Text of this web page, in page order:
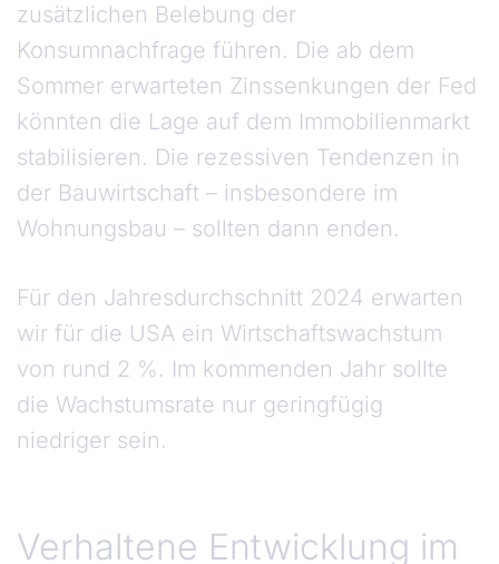
zusätzlichen Belebung der
Konsumnachfrage führen. Die ab dem
Sommer erwarteten Zinssenkungen der Fed
könnten die Lage auf dem Immobilienmarkt
stabilisieren. Die rezessiven Tendenzen in
der Bauwirtschaft – insbesondere im
Wohnungsbau – sollten dann enden.
Für den Jahresdurchschnitt 2024 erwarten
wir für die USA ein Wirtschaftswachstum
von rund 2 %. Im kommenden Jahr sollte
die Wachstumsrate nur geringfügig
niedriger sein.
Verhaltene Entwicklung im